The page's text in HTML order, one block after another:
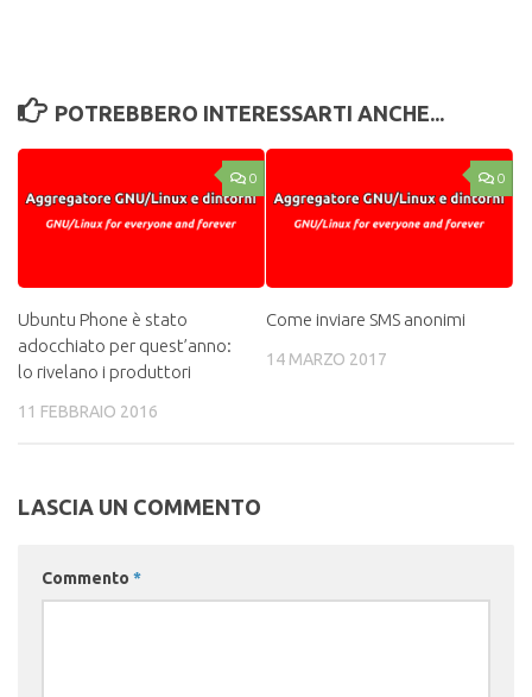
POTREBBERO INTERESSARTI ANCHE...
0
Ubuntu Phone è stato
adocchiato per quest’anno:
lo rivelano i produttori
11 FEBBRAIO 2016
0
Come inviare SMS anonimi
14 MARZO 2017
LASCIA UN COMMENTO
Commento *